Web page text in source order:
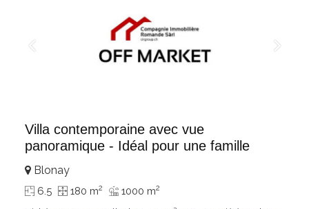
Villa contemporaine avec vue
panoramique - Idéal pour une famille
Blonay
6.5 180 m2 1000 m2